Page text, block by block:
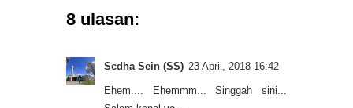
8 ulasan:
Scdha Sein (SS) 23 April, 2018 16:42
Ehem.... Ehemmm... Singgah sini...